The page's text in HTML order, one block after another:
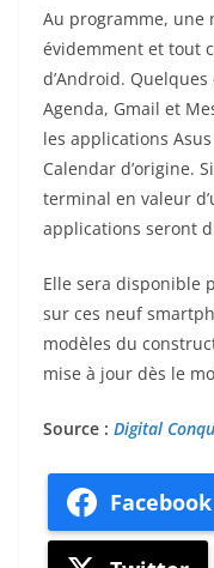
Au programme, une
évidemment et tout
d’Android.
Agenda, Gmail et
les applications
Calendar d’origine.
terminal en valeur
applications seront
Elle sera disponible
sur ces neuf
modèles du
mise à jour dès le
Source : Digital
Facebook